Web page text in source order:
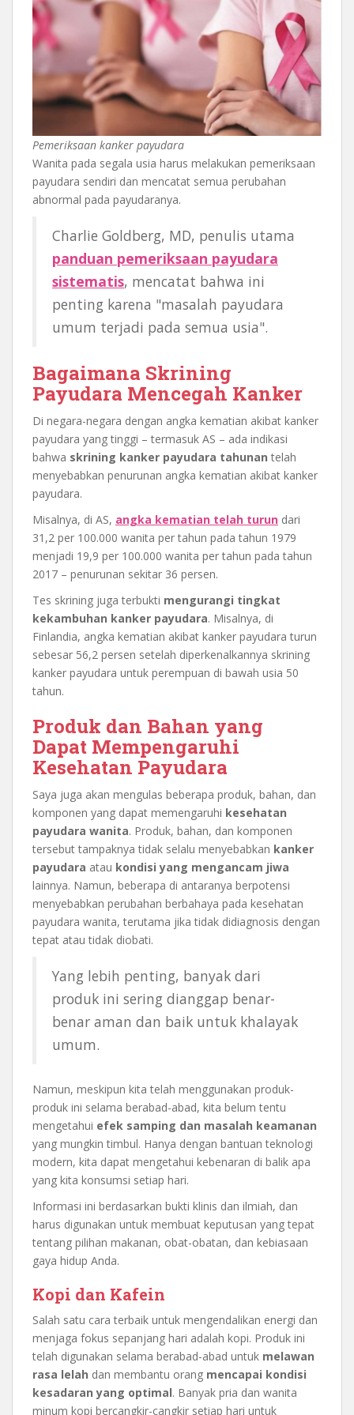
Pemeriksaan kanker payudara
Wanita pada segala usia harus melakukan pemeriksaan
payudara sendiri dan mencatat semua perubahan
abnormal pada payudaranya.
Charlie Goldberg, MD, penulis utama
panduan pemeriksaan payudara
sistematis, mencatat bahwa ini
penting karena "masalah payudara
umum terjadi pada semua usia".
Bagaimana Skrining
Payudara Mencegah Kanker
Di negara-negara dengan angka kematian akibat kanker
payudara yang tinggi – termasuk AS – ada indikasi
bahwa skrining kanker payudara tahunan telah
menyebabkan penurunan angka kematian akibat kanker
payudara.
Misalnya, di AS, angka kematian telah turun dari
31,2 per 100.000 wanita per tahun pada tahun 1979
menjadi 19,9 per 100.000 wanita per tahun pada tahun
2017 – penurunan sekitar 36 persen.
Tes skrining juga terbukti mengurangi tingkat
kekambuhan kanker payudara. Misalnya, di
Finlandia, angka kematian akibat kanker payudara turun
sebesar 56,2 persen setelah diperkenalkannya skrining
kanker payudara untuk perempuan di bawah usia 50
tahun.
Produk dan Bahan yang
Dapat Mempengaruhi
Kesehatan Payudara
Saya juga akan mengulas beberapa produk, bahan, dan
komponen yang dapat memengaruhi kesehatan
payudara wanita. Produk, bahan, dan komponen
tersebut tampaknya tidak selalu menyebabkan kanker
payudara atau kondisi yang mengancam jiwa
lainnya. Namun, beberapa di antaranya berpotensi
menyebabkan perubahan berbahaya pada kesehatan
payudara wanita, terutama jika tidak didiagnosis dengan
tepat atau tidak diobati.
Yang lebih penting, banyak dari
produk ini sering dianggap benar-
benar aman dan baik untuk khalayak
umum.
Namun, meskipun kita telah menggunakan produk-
produk ini selama berabad-abad, kita belum tentu
mengetahui efek samping dan masalah keamanan
yang mungkin timbul. Hanya dengan bantuan teknologi
modern, kita dapat mengetahui kebenaran di balik apa
yang kita konsumsi setiap hari.
Informasi ini berdasarkan bukti klinis dan ilmiah, dan
harus digunakan untuk membuat keputusan yang tepat
tentang pilihan makanan, obat-obatan, dan kebiasaan
gaya hidup Anda.
Kopi dan Kafein
Salah satu cara terbaik untuk mengendalikan energi dan
menjaga fokus sepanjang hari adalah kopi. Produk ini
telah digunakan selama berabad-abad untuk melawan
rasa lelah dan membantu orang mencapai kondisi
kesadaran yang optimal. Banyak pria dan wanita
minum kopi bercangkir-cangkir setiap hari untuk